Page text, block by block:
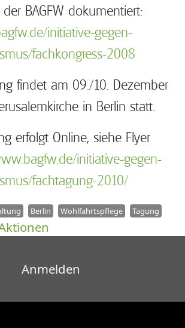
BAGFW dokumentiert:
initiative-gegen-
fachkongress-2008
findet am 09./10. Dezember
in Berlin statt.
erfolgt Online, siehe Flyer
initiative-gegen-
fachtagung-2010/
Berlin Wohlfahrtspflege Tagung
Benutzermenü
Anmelden